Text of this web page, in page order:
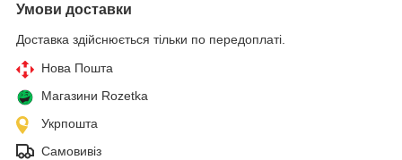
Умови доставки
Доставка здійснюється тільки по передоплаті.
Нова Пошта
Магазини Rozetka
Укрпошта
Самовивіз